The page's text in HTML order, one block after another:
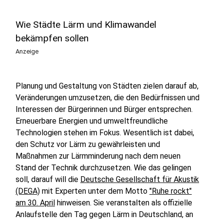
Wie Städte Lärm und Klimawandel
bekämpfen sollen
Anzeige
Planung und Gestaltung von Städten zielen darauf ab,
Veränderungen umzusetzen, die den Bedürfnissen und
Interessen der Bürgerinnen und Bürger entsprechen.
Erneuerbare Energien und umweltfreundliche
Technologien stehen im Fokus. Wesentlich ist dabei,
den Schutz vor Lärm zu gewährleisten und
Maßnahmen zur Lärmminderung nach dem neuen
Stand der Technik durchzusetzen. Wie das gelingen
soll, darauf will die Deutsche Gesellschaft für Akustik
(DEGA) mit Experten unter dem Motto "Ruhe rockt"
am 30. April hinweisen. Sie veranstalten als offizielle
Anlaufstelle den Tag gegen Lärm in Deutschland, an